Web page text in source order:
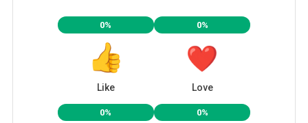
0%
Like
0%
Love
0% 0%